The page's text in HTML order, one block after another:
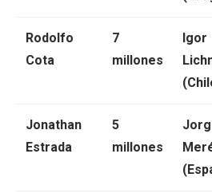
Rodolfo
Cota
7
millones
Igor
Jonathan
Estrada
5
millones